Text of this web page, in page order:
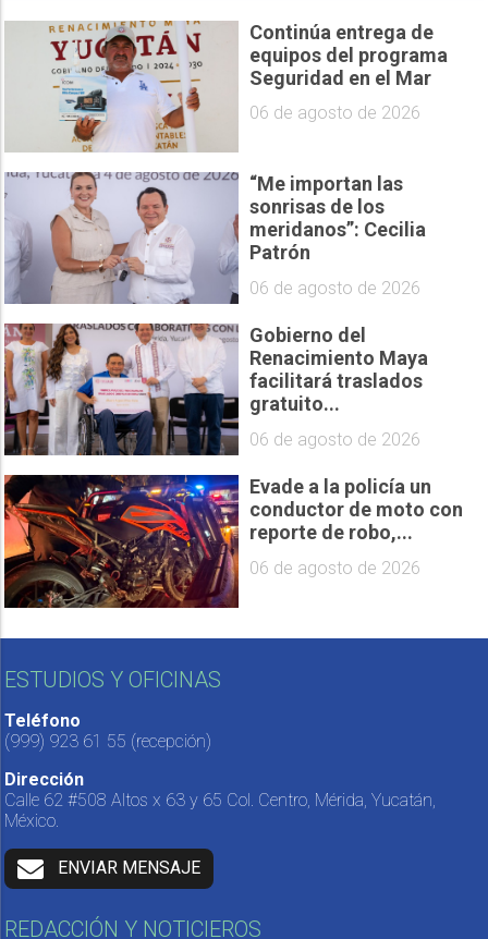
Continúa entrega de
equipos del programa
Seguridad en el Mar
06 de agosto de 2026
“Me importan las
sonrisas de los
meridanos”: Cecilia
Patrón
06 de agosto de 2026
Gobierno del
Renacimiento Maya
facilitará traslados
gratuito...
06 de agosto de 2026
Evade a la policía un
conductor de moto con
reporte de robo,...
06 de agosto de 2026
ESTUDIOS Y OFICINAS
Teléfono
(999) 923 61 55 (recepción)
Dirección
Calle 62 #508 Altos x 63 y 65 Col. Centro, Mérida, Yucatán,
México.
ENVIAR MENSAJE
REDACCIÓN Y NOTICIEROS